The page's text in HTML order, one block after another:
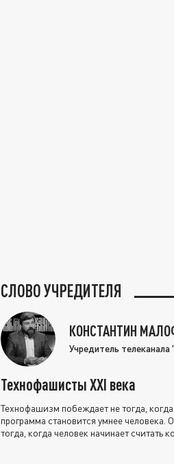
СЛОВО УЧРЕДИТЕЛЯ
КОНСТАНТИН
Учредитель
Технофашисты XXI века
Технофашизм побеждает не тогда,
программа становится умнее человека.
тогда, когда человек начинает считать